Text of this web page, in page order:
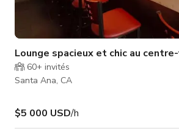
Lounge spacieux et chic au
60+ invités
Santa Ana, CA
$5 000 USD/h